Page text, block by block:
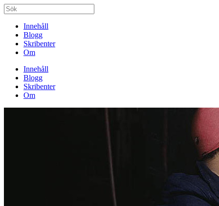
Innehåll
Blogg
Skribenter
Om
Innehåll
Blogg
Skribenter
Om